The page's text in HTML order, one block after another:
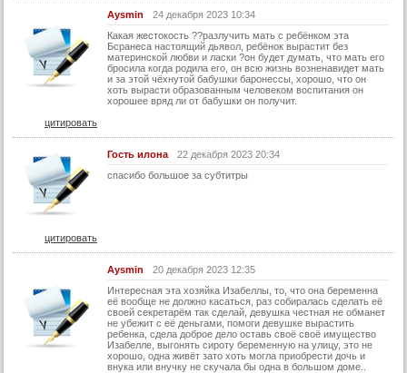
29 серия (суб)
30 серия
30 серия (суб)
32 серия
32 серия (суб)
33 серия
33 серия (суб)
35 серия
35 серия (суб)
Aysmin
24 декабря 2023 10:34
Какая жестокость ??разлучить мать с ребёнком эта
Бсранеса настоящий дьявол, ребёнок вырастит без
материнской любви и ласки ?он будет думать, что мать его
бросила когда родила его, он всю жизнь возненавидет мать
и за этой чëхнутой бабушки баронессы, хорошо, что он
хоть вырасти образованным человеком воспитания он
хорошее вряд ли от бабушки он получит.
цитировать
Гость илона
22 декабря 2023 20:34
спасибо большое за субтитры
цитировать
Aysmin
20 декабря 2023 12:35
Интересная эта хозяйка Изабеллы, то, что она беременна
её вообще не должно касаться, раз собиралась сделать её
своей секретарём так сделай, девушка честная не обманет
не убежит с её деньгами, помоги девушке вырастить
ребенка, сдела доброе дело оставь своё своё имущество
Изабелле, выгонять сироту беременную на улицу, это не
хорошо, одна живёт зато хоть могла приобрести дочь и
внука или внучку не скучала бы одна в большом доме..